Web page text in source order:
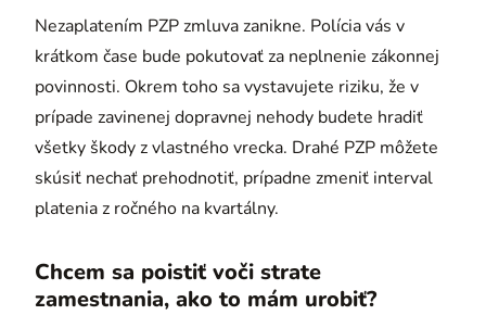
Nezaplatením PZP zmluva zanikne. Polícia vás v
krátkom čase bude pokutovať za neplnenie zákonnej
povinnosti. Okrem toho sa vystavujete riziku, že v
prípade zavinenej dopravnej nehody budete hradiť
všetky škody z vlastného vrecka. Drahé PZP môžete
skúsiť nechať prehodnotiť, prípadne zmeniť interval
platenia z ročného na kvartálny.
Chcem sa poistiť voči strate
zamestnania, ako to mám urobiť?